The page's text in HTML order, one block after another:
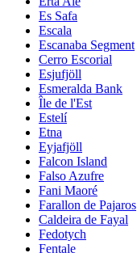
Es Safa
Escala
Escanaba Segment
Cerro Escorial
Esjufjöll
Esmeralda Bank
Île de l'Est
Estelí
Etna
Eyjafjöll
Falcon Island
Falso Azufre
Fani Maoré
Farallon de Pajaros
Caldeira de Fayal
Fedotych
Fentale